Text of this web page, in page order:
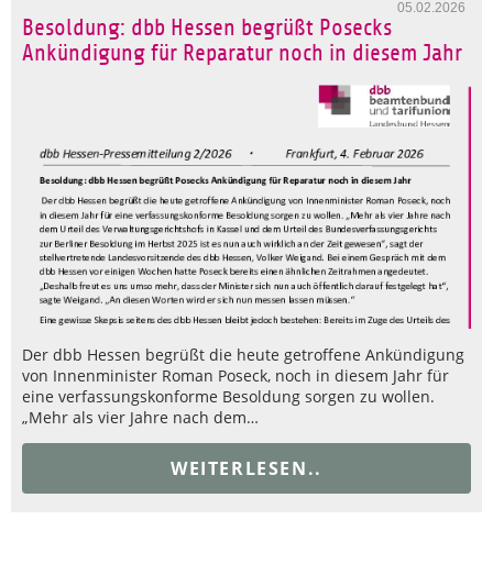
05.02.2026
Besoldung: dbb Hessen begrüßt Posecks
Ankündigung für Reparatur noch in diesem Jahr
Der dbb Hessen begrüßt die heute getroffene Ankündigung
von Innenminister Roman Poseck, noch in diesem Jahr für
eine verfassungskonforme Besoldung sorgen zu wollen.
„Mehr als vier Jahre nach dem…
WEITERLESEN..